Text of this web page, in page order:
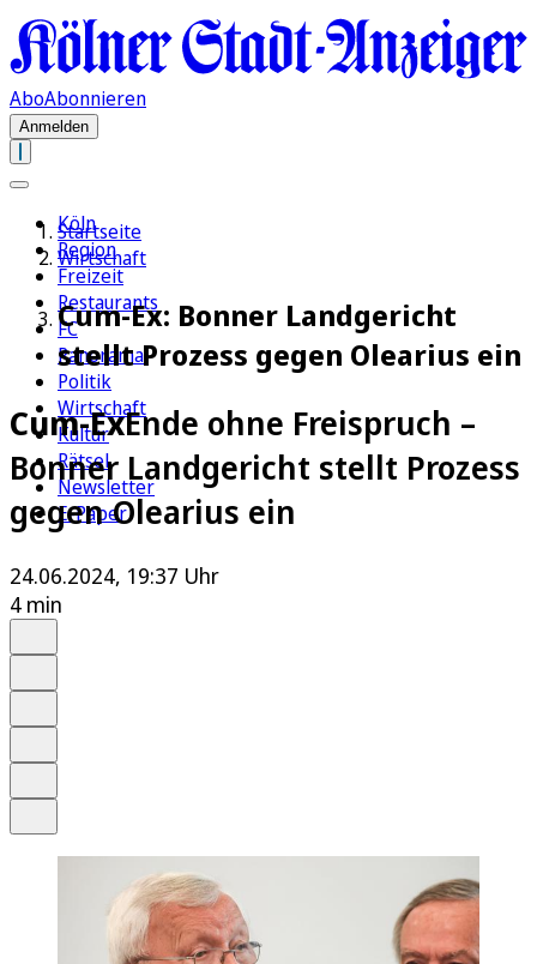
AboAbonnieren
Anmelden
Köln
Region
Freizeit
Restaurants
FC
Panorama
Politik
Wirtschaft
Kultur
Rätsel
Newsletter
E-Paper
Startseite
Wirtschaft
Cum-Ex: Bonner Landgericht
stellt Prozess gegen Olearius ein
Cum-ExEnde ohne Freispruch –
Bonner Landgericht stellt Prozess
gegen Olearius ein
24.06.2024, 19:37 Uhr
4 min